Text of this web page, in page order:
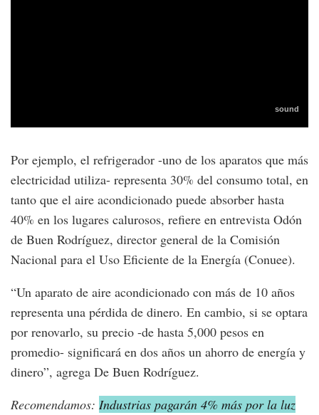
Por ejemplo, el refrigerador -uno de los aparatos que más
electricidad utiliza- representa 30% del consumo total, en
tanto que el aire acondicionado puede absorber hasta
40% en los lugares calurosos, refiere en entrevista Odón
de Buen Rodríguez, director general de la Comisión
Nacional para el Uso Eficiente de la Energía (Conuee).
“Un aparato de aire acondicionado con más de 10 años
representa una pérdida de dinero. En cambio, si se optara
por renovarlo, su precio -de hasta 5,000 pesos en
promedio- significará en dos años un ahorro de energía y
dinero”, agrega De Buen Rodríguez.
Recomendamos: Industrias pagarán 4% más por la luz